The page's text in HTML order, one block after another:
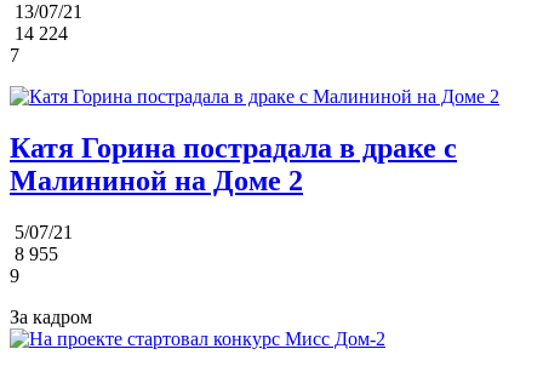
13/07/21
14 224
7
Катя Горина пострадала в драке с
Малининой на Доме 2
5/07/21
8 955
9
За кадром